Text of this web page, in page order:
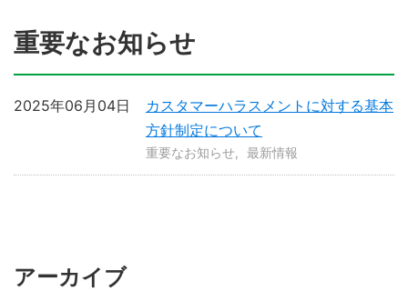
重要なお知らせ
カスタマーハラスメントに対する基本
方針制定について
2025年06月04日
重要なお知らせ 最新情報
アーカイブ